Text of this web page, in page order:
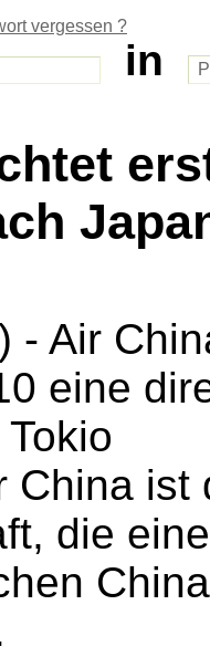
vergessen ?
in
- Air
eine
China ist
die eine